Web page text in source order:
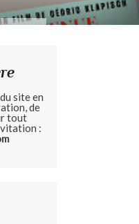
site en
de
tout
: